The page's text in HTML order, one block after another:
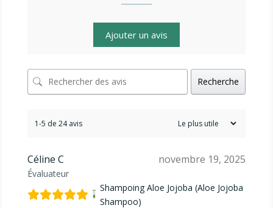
Ajouter un avis
Recherche
1-5 de 24 avis
Céline C
Évaluateur
novembre 19, 2025
Shampoing Aloe Jojoba (Aloe Jojoba
Shampoo)